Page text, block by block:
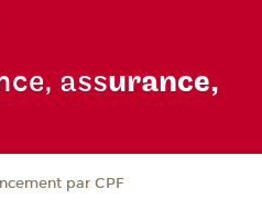
assurance,
par CPF